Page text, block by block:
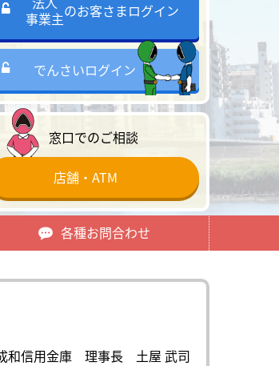
事業主のお客さまログイン
でんさいログイン
窓口でのご相談
店舗・ATM
各種お問合わせ
和信用金庫 理事長 土屋 武司